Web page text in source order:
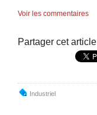
Voir les commentaires
Partager cet article
Industriel